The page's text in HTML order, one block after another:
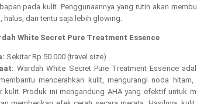
pada kulit. Penggunaannya yang rutin akan
halus, dan tentu saja lebih glowing.
White Secret Pure Treatment Essence
Sekitar Rp 50.000 (travel size)
Wardah White Secret Pure Treatment Essence
mencerahkan kulit, mengurangi noda hitam,
kulit. Produk ini mengandung AHA yang efektif untuk